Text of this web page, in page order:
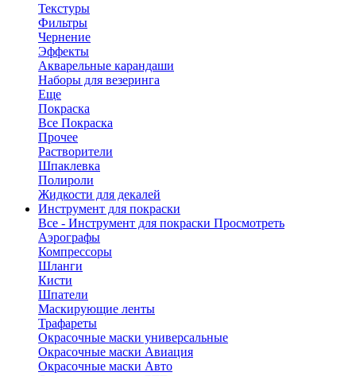
Текстуры
Фильтры
Чернение
Эффекты
Акварельные карандаши
Наборы для везеринга
Еще
Покраска
Все Покраска
Прочее
Растворители
Шпаклевка
Полироли
Жидкости для декалей
Инструмент для покраски
Все - Инструмент для покраски Просмотреть
Аэрографы
Компрессоры
Шланги
Кисти
Шпатели
Маскирующие ленты
Трафареты
Окрасочные маски универсальные
Окрасочные маски Авиация
Окрасочные маски Авто